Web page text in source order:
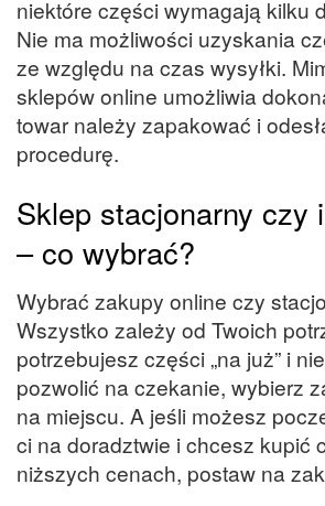
niektóre części wymagają kilku
Nie ma możliwości uzyskania
ze względu na czas wysyłki.
sklepów online umożliwia
towar należy zapakować i
procedurę.
Sklep stacjonarny czy
– co wybrać?
Wybrać zakupy online czy
Wszystko zależy od Twoich
potrzebujesz części „na już” i
pozwolić na czekanie, wybierz
na miejscu. A jeśli możesz
ci na doradztwie i chcesz kupić
niższych cenach, postaw na